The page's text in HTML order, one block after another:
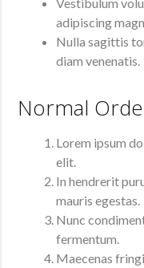
adipiscing
Nulla sagittis
diam venenatis.
Normal
Lorem ipsum
elit.
In hendrerit
mauris egestas.
Nunc
fermentum.
Maecenas